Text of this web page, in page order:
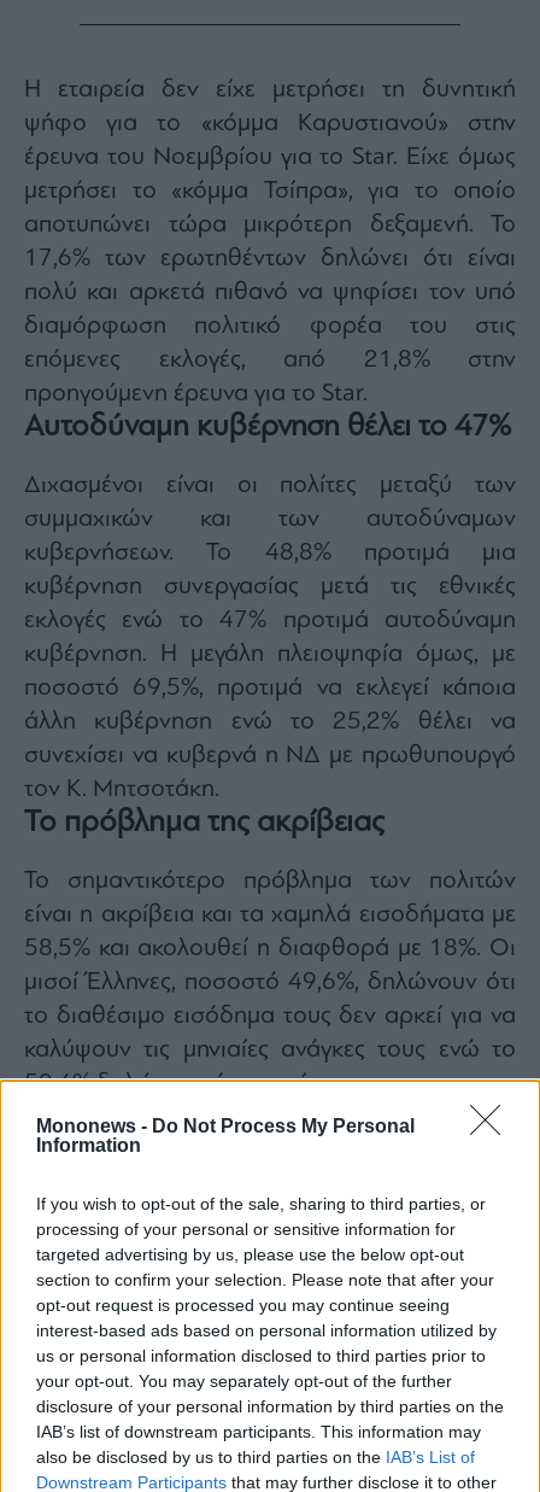
Mononews - Do Not Process My Personal
Information
If you wish to opt-out of the sale, sharing to third parties, or
processing of your personal or sensitive information for
targeted advertising by us, please use the below opt-out
section to confirm your selection. Please note that after your
opt-out request is processed you may continue seeing
interest-based ads based on personal information utilized by
us or personal information disclosed to third parties prior to
your opt-out. You may separately opt-out of the further
disclosure of your personal information by third parties on the
IAB’s list of downstream participants. This information may
also be disclosed by us to third parties on the IAB’s List of
Downstream Participants that may further disclose it to other
H εταιρεία δεν είχε μετρήσει τη δυνητική
ψήφο για το «κόμμα Καρυστιανού» στην
έρευνα του Νοεμβρίου για το Star. Είχε όμως
μετρήσει το «κόμμα Τσίπρα», για το οποίο
αποτυπώνει τώρα μικρότερη δεξαμενή. Το
17,6% των ερωτηθέντων δηλώνει ότι είναι
πολύ και αρκετά πιθανό να ψηφίσει τον υπό
διαμόρφωση πολιτικό φορέα του στις
επόμενες εκλογές, από 21,8% στην
προηγούμενη έρευνα για το Star.
Αυτοδύναμη κυβέρνηση θέλει το 47%
Διχασμένοι είναι οι πολίτες μεταξύ των
συμμαχικών και των αυτοδύναμων
κυβερνήσεων. Το 48,8% προτιμά μια
κυβέρνηση συνεργασίας μετά τις εθνικές
εκλογές ενώ το 47% προτιμά αυτοδύναμη
κυβέρνηση. Η μεγάλη πλειοψηφία όμως, με
ποσοστό 69,5%, προτιμά να εκλεγεί κάποια
άλλη κυβέρνηση ενώ το 25,2% θέλει να
συνεχίσει να κυβερνά η ΝΔ με πρωθυπουργό
τον Κ. Μητσοτάκη.
Το πρόβλημα της ακρίβειας
Το σημαντικότερο πρόβλημα των πολιτών
είναι η ακρίβεια και τα χαμηλά εισοδήματα με
58,5% και ακολουθεί η διαφθορά με 18%. Οι
μισοί Έλληνες, ποσοστό 49,6%, δηλώνουν ότι
το διαθέσιμο εισόδημα τους δεν αρκεί για να
καλύψουν τις μηνιαίες ανάγκες τους ενώ το
50,4% δηλώνουν ότι αρκεί.
Οι κινήσεις Τραμπ
αποκτήσουν την Γροιλανδία το 76,9% των
ερωτηθέντων πιστεύουν ότι αποδυναμώνει
και μάλλον αποδυναμώνει την ασφάλεια των
Ευρωπαϊκών χωρών σε αντίθεση με το 13,7%
που πιστεύουν ότι την ενισχύει και μάλλον την
ενισχύει.
Τέλος, στο ερώτημα αν η Ελλάδα έπρεπε να
συμμετάσχει στο Συμβούλιο Ειρήνης του
Τράμπ το 54,2% των ερωτηθέντων απαντούν